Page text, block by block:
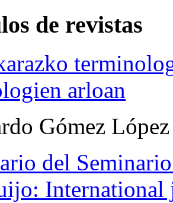
de revistas
arloan
Gómez López
del
International